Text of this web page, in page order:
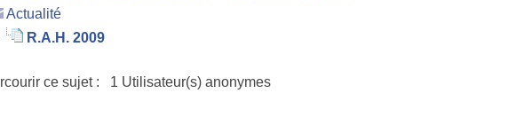
Actualité
R.A.H. 2009
ce sujet : 1 Utilisateur(s) anonymes